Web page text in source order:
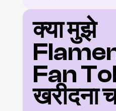
क्या मुझे
Fan
खरीदना